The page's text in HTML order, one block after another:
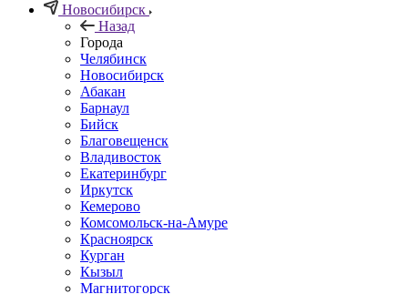
Новосибирск
Назад
Города
Челябинск
Новосибирск
Абакан
Барнаул
Бийск
Благовещенск
Владивосток
Екатеринбург
Иркутск
Кемерово
Комсомольск-на-Амуре
Красноярск
Курган
Кызыл
Магнитогорск